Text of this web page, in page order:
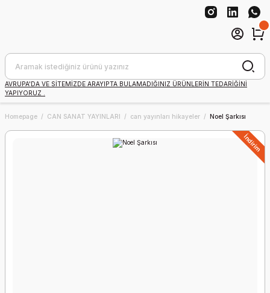
AVRUPA'DA VE SİTEMİZDE ARAYIPTA BULAMADIĞINIZ ÜRÜNLERİN TEDARİĞİNİ
YAPIYORUZ .
Homepage CAN SANAT YAYINLARI can yayınları hikayeler Noel Şarkısı
İndirim